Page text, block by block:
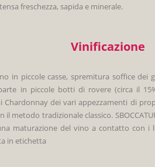
freschezza, sapida e minerale.
Vinificazione
in piccole casse, spremitura soffice dei
in piccole botti di rovere (circa il
Chardonnay dei vari appezzamenti di
il metodo tradizionale classico.
maturazione del vino a contatto con i
in etichetta